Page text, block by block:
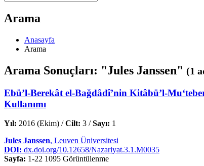
Arama
Anasayfa
Arama
Arama Sonuçları: "Jules Janssen" (1
Ebü’l-Berekât el-Bağdâdî’nin Kitâbü’l-
Kullanımı
Yıl: 2016 (Ekim) /Cilt: 3 /Sayı: 1
Jules Janssen, Leuven Üniversitesi
DOI: dx.doi.org/10.12658/Nazariyat.3.1.M0035
Sayfa: 1-22 1095 Görüntülenme